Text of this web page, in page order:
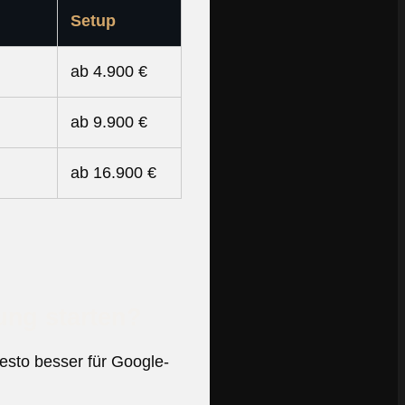
Setup
ab 4.900 €
ab 9.900 €
ab 16.900 €
besser für Google-